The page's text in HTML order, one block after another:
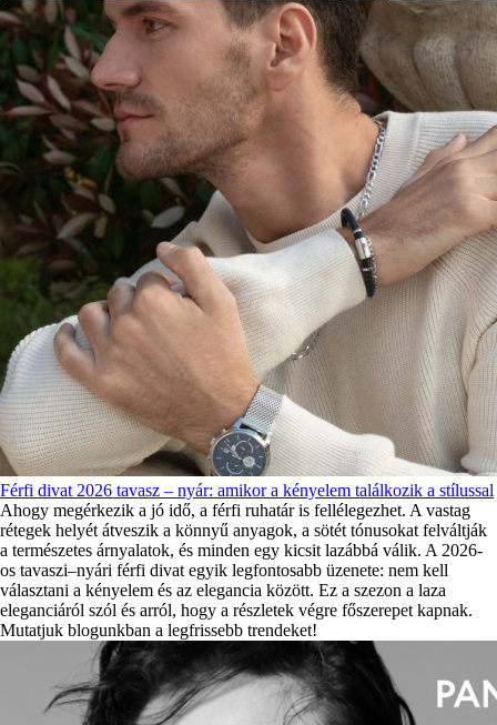
Férfi divat 2026 tavasz – nyár: amikor a kényelem találkozik a stílussal
Ahogy megérkezik a jó idő, a férfi ruhatár is fellélegezhet. A vastag
rétegek helyét átveszik a könnyű anyagok, a sötét tónusokat felváltják
a természetes árnyalatok, és minden egy kicsit lazábbá válik. A 2026-
os tavaszi–nyári férfi divat egyik legfontosabb üzenete: nem kell
választani a kényelem és az elegancia között. Ez a szezon a laza
eleganciáról szól és arról, hogy a részletek végre főszerepet kapnak.
Mutatjuk blogunkban a legfrissebb trendeket!